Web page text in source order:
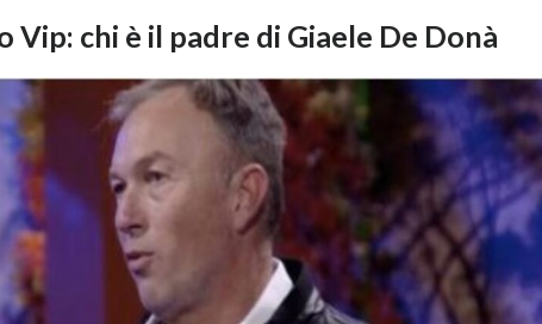
Vip: chi è il padre di Giaele De Donà